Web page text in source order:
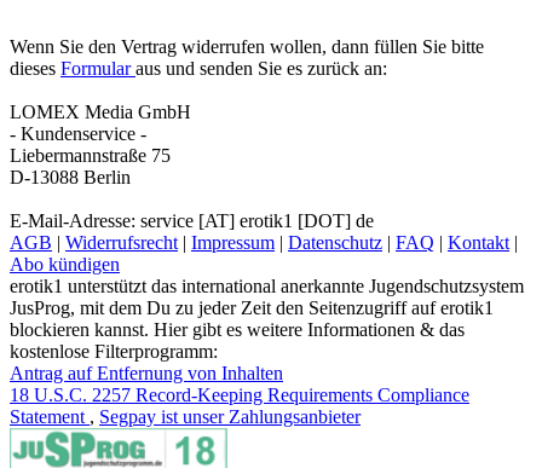
Wenn Sie den Vertrag widerrufen wollen, dann füllen Sie bitte
dieses Formularaus und senden Sie es zurück an:
LOMEX Media GmbH
- Kundenservice -
Liebermannstraße 75
D-13088 Berlin
E-Mail-Adresse: service [AT] erotik1 [DOT] de
AGB | Widerrufsrecht | Impressum | Datenschutz | FAQ | Kontakt |
Abo kündigen
erotik1 unterstützt das international anerkannte Jugendschutzsystem
JusProg, mit dem Du zu jeder Zeit den Seitenzugriff auf erotik1
blockieren kannst. Hier gibt es weitere Informationen & das
kostenlose Filterprogramm:
Antrag auf Entfernung von Inhalten
18 U.S.C. 2257 Record-Keeping Requirements Compliance
Statement , Segpay ist unser Zahlungsanbieter